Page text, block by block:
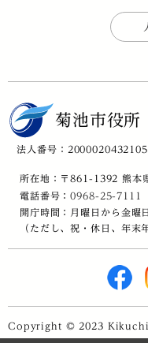
菊池市役所
法人番号：2000020432105
所在地：〒861-1392 熊本
電話番号：0968-25-7111
開庁時間：月曜日から金曜
（ただし、祝・休日、年末
Copyright © 2023